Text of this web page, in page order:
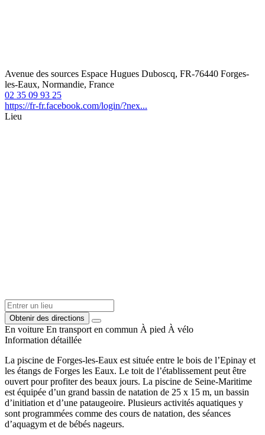
Avenue des sources Espace Hugues Duboscq, FR-76440 Forges-
les-Eaux, Normandie, France
02 35 09 93 25
https://fr-fr.facebook.com/login/?nex...
Lieu
Obtenir des directions
En voiture En transport en commun À pied À vélo
Information détaillée
La piscine de Forges-les-Eaux est située entre le bois de l’Epinay et
les étangs de Forges les Eaux. Le toit de l’établissement peut être
ouvert pour profiter des beaux jours. La piscine de Seine-Maritime
est équipée d’un grand bassin de natation de 25 x 15 m, un bassin
d’initiation et d’une pataugeoire. Plusieurs activités aquatiques y
sont programmées comme des cours de natation, des séances
d’aquagym et de bébés nageurs.